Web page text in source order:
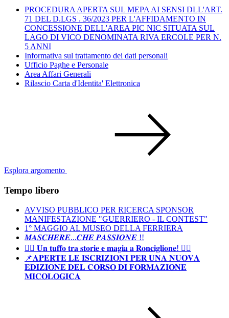
PROCEDURA APERTA SUL MEPA AI SENSI DLL'ART.
71 DEL D.LGS . 36/2023 PER L'AFFIDAMENTO IN
CONCESSIONE DELL'AREA PIC NIC SITUATA SUL
LAGO DI VICO DENOMINATA RIVA ERCOLE PER N.
5 ANNI
Informativa sul trattamento dei dati personali
Ufficio Paghe e Personale
Area Affari Generali
Rilascio Carta d'Identita' Elettronica
Esplora argomento
Tempo libero
AVVISO PUBBLICO PER RICERCA SPONSOR
MANIFESTAZIONE "GUERRIERO - IL CONTEST"
1° MAGGIO AL MUSEO DELLA FERRIERA
𝑴𝑨𝑺𝑪𝑯𝑬𝑹𝑬...𝑪𝑯𝑬 𝑷𝑨𝑺𝑺𝑰𝑶𝑵𝑬 !!
🧜‍♀️ 𝐔𝐧 𝐭𝐮𝐟𝐟𝐨 𝐭𝐫𝐚 𝐬𝐭𝐨𝐫𝐢𝐞 𝐞 𝐦𝐚𝐠𝐢𝐚 𝐚 𝐑𝐨𝐧𝐜𝐢𝐠𝐥𝐢𝐨𝐧𝐞! 🧜‍♀️
📌𝐀𝐏𝐄𝐑𝐓𝐄 𝐋𝐄 𝐈𝐒𝐂𝐑𝐈𝐙𝐈𝐎𝐍𝐈 𝐏𝐄𝐑 𝐔𝐍𝐀 𝐍𝐔𝐎𝐕𝐀
𝐄𝐃𝐈𝐙𝐈𝐎𝐍𝐄 𝐃𝐄𝐋 𝐂𝐎𝐑𝐒𝐎 𝐃𝐈 𝐅𝐎𝐑𝐌𝐀𝐙𝐈𝐎𝐍𝐄
𝐌𝐈𝐂𝐎𝐋𝐎𝐆𝐈𝐂𝐀